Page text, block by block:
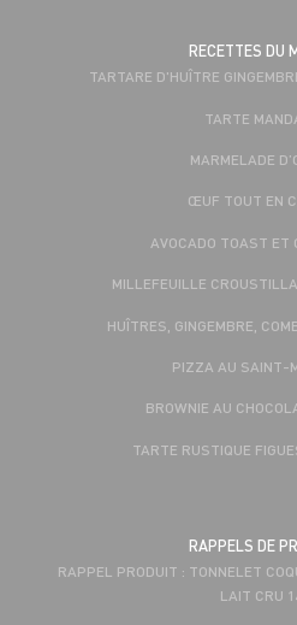
RECETTES DU
TARTARE D'HUÎTRE
TARTE
MARMELADE
ŒUF TOUT EN
AVOCADO TOAST ET
MILLEFEUILLE
HUÎTRES, GINGEMBRE,
PIZZA AU SAINT-
BROWNIE AU
TARTE RUSTIQUE
RAPPELS DE
RAPPEL PRODUIT : TONNELET
LAIT CRU